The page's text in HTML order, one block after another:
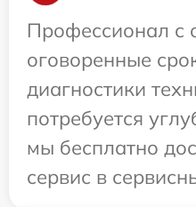
Профессионал с
оговоренные
диагностики
потребуется
мы бесплатно
сервис в